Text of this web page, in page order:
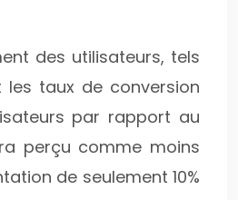
des utilisateurs, tels
taux de conversion
par rapport au
perçu comme moins
de seulement 10%